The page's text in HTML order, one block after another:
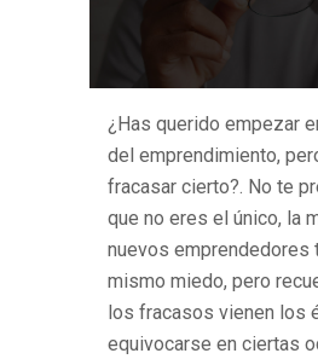
¿Has querido empezar
del emprendimiento,
fracasar cierto?. No te
que no eres el único, la
nuevos emprendedores
mismo miedo, pero
los fracasos vienen los
equivocarse en ciertas